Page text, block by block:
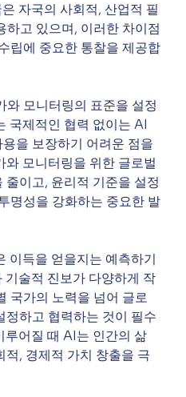
자국의 사회적, 산업적 필
고 있으며, 이러한 차이점
립에 중요한 통찰을 제공합
모니터링의 표준을 설정
국제적인 협력 없이는 AI
을 보장하기 어려운 점을
모니터링을 위한 글로벌
이고, 윤리적 기준을 설정
명성을 강화하는 중요한 발
이득을 얻을지는 예측하기
기술적 진보가 다양하게 작
국가의 노력을 넘어 글로
정하고 협력하는 것이 필수
루어질 때 AI는 인간의 삶
적, 경제적 가치 창출을 극